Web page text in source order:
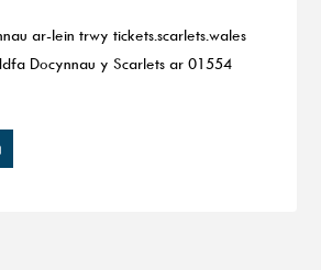
ar-lein trwy tickets.scarlets.wales
Docynnau y Scarlets ar 01554